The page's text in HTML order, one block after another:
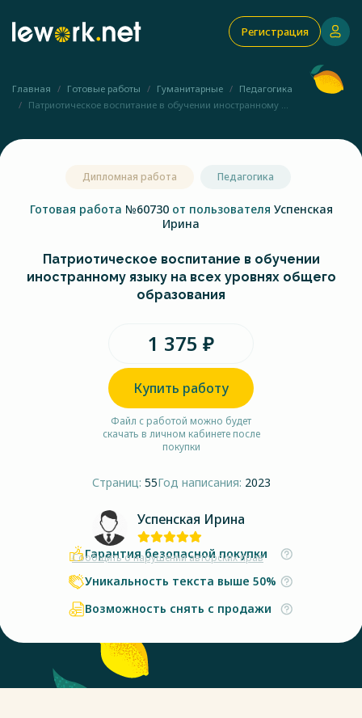
Регистрация
Главная Готовые работы Гуманитарные
Педагогика
Патриотическое воспитание в обучении иностранному ...
Дипломная работа Педагогика
Готовая работа №60730 от пользователя Успенская
Ирина
Патриотическое воспитание в обучении
иностранному языку на всех уровнях общего
образования
1 375 ₽
Купить работу
Файл с работой можно будет
скачать в личном кабинете после
покупки
Страниц: 55Год написания: 2023
Успенская Ирина
Сообщить о нарушении авторских прав
Гарантия безопасной покупки
Уникальность текста выше 50%
Возможность снять с продажи